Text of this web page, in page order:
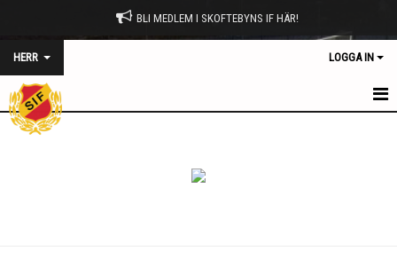
BLI MEDLEM I SKOFTEBYNS IF HÄR!
HERR LOGGA IN
HEM